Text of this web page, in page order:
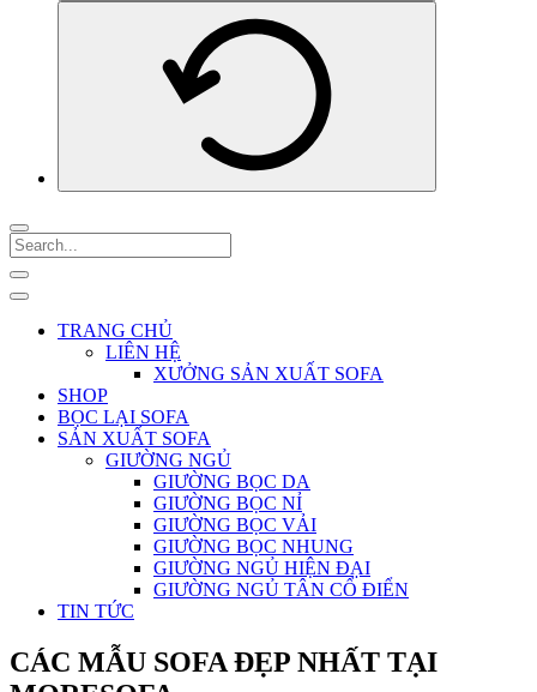
TRANG CHỦ
LIÊN HỆ
XƯỞNG SẢN XUẤT SOFA
SHOP
BỌC LẠI SOFA
SẢN XUẤT SOFA
GIƯỜNG NGỦ
GIƯỜNG BỌC DA
GIƯỜNG BỌC NỈ
GIƯỜNG BỌC VẢI
GIƯỜNG BỌC NHUNG
GIƯỜNG NGỦ HIỆN ĐẠI
GIƯỜNG NGỦ TÂN CỔ ĐIỂN
TIN TỨC
CÁC MẪU SOFA ĐẸP NHẤT TẠI